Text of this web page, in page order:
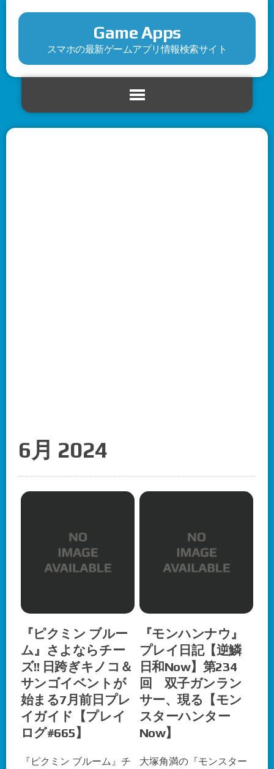
Game Apps
スマホの最新ゲームアプリ情報検索サイト
6月 2024
『ピクミン ブルー
ム』さよならチー
ズ!! 日跨ぎキノコ＆
サンゴイベントが
始まる7月前日プレ
イガイド【プレイ
ログ#665】
『ピクミン ブルーム』チ
『モンハンナウ』
プレイ日記【逆鱗
日和Now】第234
回 双子ガンラン
サー、現る【モン
スターハンター
Now】
大塚角満の『モンスター